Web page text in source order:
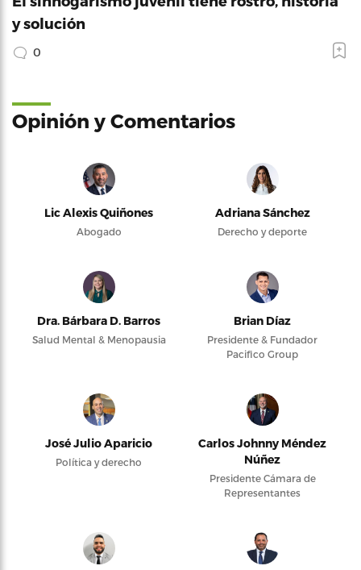
y solución
0
Opinión y Comentarios
Lic Alexis Quiñones
Abogado
Adriana Sánchez
Derecho y deporte
Dra. Bárbara D. Barros
Salud Mental & Menopausia
Brian Díaz
Presidente & Fundador
Pacifico Group
José Julio Aparicio
Política y derecho
Carlos Johnny Méndez
Núñez
Presidente Cámara de
Representantes